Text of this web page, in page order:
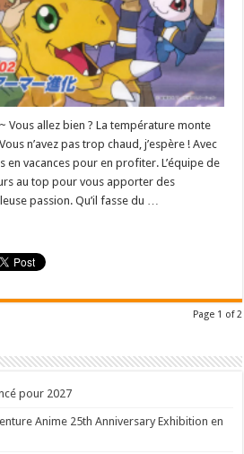
Vous allez bien ? La température monte
n’avez pas trop chaud, j’espère ! Avec
en vacances pour en profiter. L’équipe de
au top pour vous apporter des
passion. Qu’il fasse du …
Page 1 of 2
pour 2027
Anime 25th Anniversary Exhibition en